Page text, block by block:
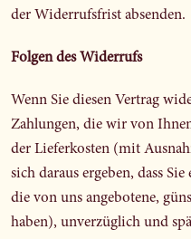
der Widerrufsfrist absenden.
Folgen des Widerrufs
Wenn Sie diesen Vertrag
Zahlungen, die wir von
der Lieferkosten (mit
sich daraus ergeben, dass
die von uns angebotene,
haben), unverzüglich und